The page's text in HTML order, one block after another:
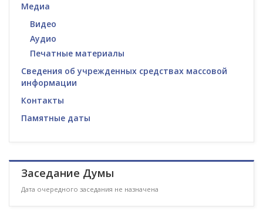
Медиа
Видео
Аудио
Печатные материалы
Сведения об учрежденных средствах массовой
информации
Контакты
Памятные даты
Заседание Думы
Дата очередного заседания не назначена